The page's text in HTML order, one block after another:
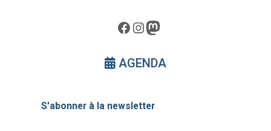
Facebook InstagramMastodon
AGENDA
S'abonner à la newsletter